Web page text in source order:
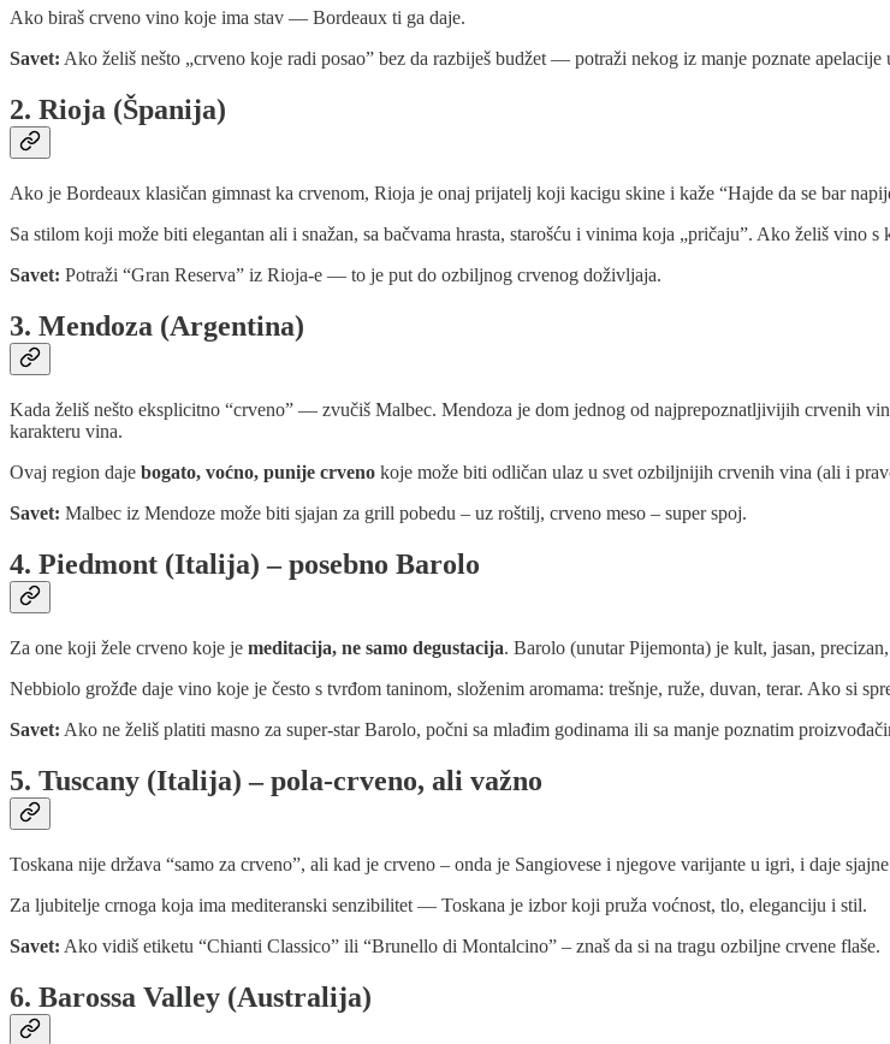
Ako biraš crveno vino koje ima stav — Bordeaux ti ga daje.
Savet: Ako želiš nešto „crveno koje radi posao” bez da razbiješ budžet — potraži nekog iz manje poznate
2. Rioja (Španija)
Ako je Bordeaux klasičan gimnast ka crvenom, Rioja je onaj prijatelj koji kacigu skine i kaže “Hajde da se bar
Sa stilom koji može biti elegantan ali i snažan, sa bačvama hrasta, starošću i vinima koja „pričaju”. Ako želiš vino s
Savet: Potraži “Gran Reserva” iz Rioja-e — to je put do ozbiljnog crvenog doživljaja.
3. Mendoza (Argentina)
Kada želiš nešto eksplicitno “crveno” — zvučiš Malbec. Mendoza je dom jednog od najprepoznatljivijih crvenih
karakteru vina.
Ovaj region daje bogato, voćno, punije crveno koje može biti odličan ulaz u svet ozbiljnijih crvenih vina (ali i
Savet: Malbec iz Mendoze može biti sjajan za grill pobedu – uz roštilj, crveno meso – super spoj.
4. Piedmont (Italija) – posebno Barolo
Za one koji žele crveno koje je meditacija, ne samo degustacija. Barolo (unutar Pijemonta) je kult, jasan,
Nebbiolo grožđe daje vino koje je često s tvrđom taninom, složenim aromama: trešnje, ruže, duvan, terar. Ako si
Savet: Ako ne želiš platiti masno za super-star Barolo, počni sa mlađim godinama ili sa manje poznatim
5. Tuscany (Italija) – pola-crveno, ali važno
Toskana nije država “samo za crveno”, ali kad je crveno – onda je Sangiovese i njegove varijante u igri, i daje
Za ljubitelje crnoga koja ima mediteranski senzibilitet — Toskana je izbor koji pruža voćnost, tlo, eleganciju i stil.
Savet: Ako vidiš etiketu “Chianti Classico” ili “Brunello di Montalcino” – znaš da si na tragu ozbiljne crvene flaše.
6. Barossa Valley (Australija)